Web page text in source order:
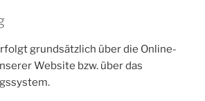
grundsätzlich über die Online-
Website bzw. über das